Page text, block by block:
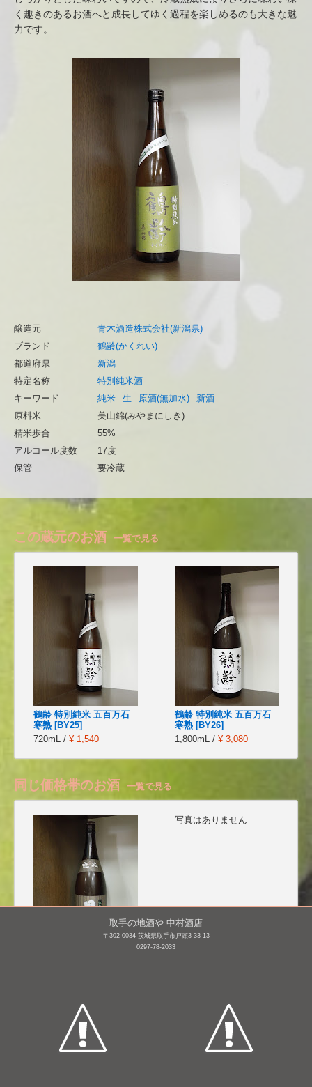
く趣きのあるお酒へと成長してゆく過程を楽しめるのも大きな魅
力です。
醸造元
青木酒造株式会社(新潟県)
ブランド
鶴齢(かくれい)
都道府県
新潟
特定名称
特別純米酒
キーワード
純米 生 原酒(無加水)
新酒
原料米
美山錦(みやまにしき)
精米歩合
55%
アルコール度数
17度
保管
要冷蔵
この蔵元のお酒 一覧で見る
鶴齢 特別純米 五百万石
寒熟 [BY25]
720mL / ¥ 1,540
鶴齢 特別純米 五百万石
寒熟 [BY26]
1,800mL / ¥ 3,080
同じ価格帯のお酒 一覧で見る
写真はありません
取手の地酒や 中村酒店
〒302-0034 茨城県取手市戸頭3-33-13
0297-78-2033